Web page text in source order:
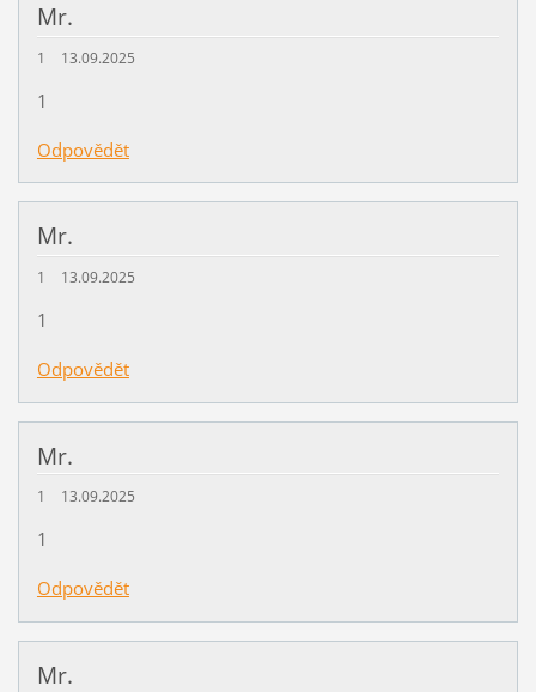
Mr.
1 13.09.2025
1
Odpovědět
Mr.
1 13.09.2025
1
Odpovědět
Mr.
1 13.09.2025
1
Odpovědět
Mr.